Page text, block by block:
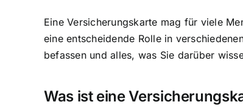
Eine Versicherungskarte mag für viele
eine entscheidende Rolle in
befassen und alles, was Sie darüber
Was ist eine